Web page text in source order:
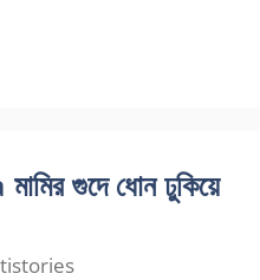
গুদে ধোন ঢুকিয়ে